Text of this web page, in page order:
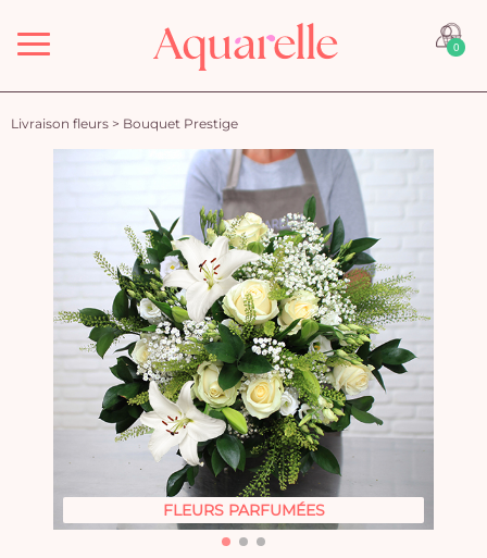
Menu 0
Livraison fleurs > Bouquet Prestige
FLEURS PARFUMÉES